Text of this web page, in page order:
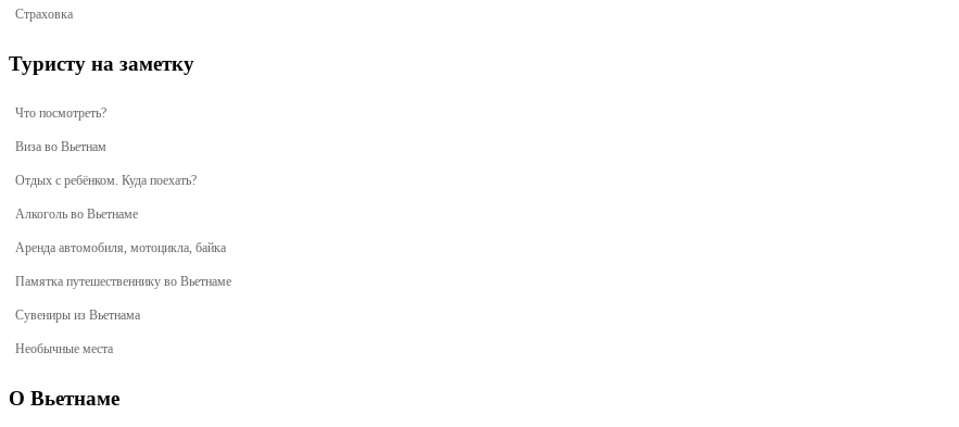
Страховка
Туристу на заметку
Что посмотреть?
Виза во Вьетнам
Отдых с ребёнком. Куда поехать?
Алкоголь во Вьетнаме
Аренда автомобиля, мотоцикла, байка
Памятка путешественнику во Вьетнаме
Сувениры из Вьетнама
Необычные места
О Вьетнаме